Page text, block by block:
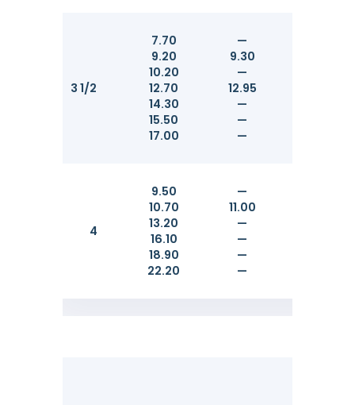
3 1/2
7.70
9.20
10.20
12.70
14.30
15.50
17.00
—
9.30
—
12.95
—
—
—
4
9.50
10.70
13.20
16.10
18.90
22.20
—
11.00
—
—
—
—